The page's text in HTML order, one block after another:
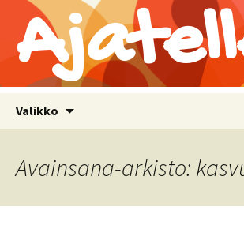
Valikko
Avainsana-arkisto: